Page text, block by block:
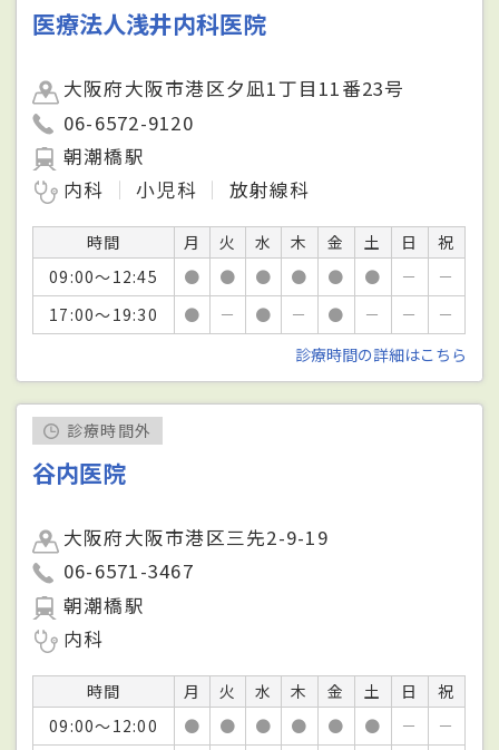
医療法人浅井内科医院
大阪府大阪市港区夕凪1丁目11番23号
06-6572-9120
朝潮橋駅
内科
小児科 放射線科
時間 月 火 水 木 金 土 日
祝
09:00～12:45
● ● ● ● ● ● －
－
17:00～19:30
● － ● － ● － －
－
診療時間の詳細はこちら
診療時間外
谷内医院
大阪府大阪市港区三先2-9-19
06-6571-3467
朝潮橋駅
内科
時間 月 火 水 木 金 土 日
祝
09:00～12:00
● ● ● ● ● ● －
－